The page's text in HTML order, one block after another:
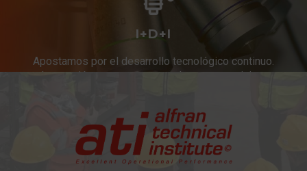
I+D+I
Apostamos por el desarrollo tecnológico continuo.
Innovación constante en productos y servicios.